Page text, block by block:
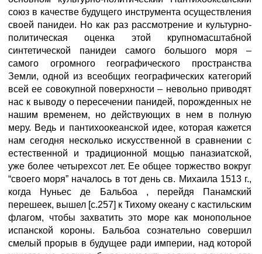
союз в качестве будущего инструмента осуществления
своей панидеи. Но как раз рассмотрение и культурно-
политическая оценка этой крупномасштабной
синтетической панидеи самого большого моря –
самого огромного географического пространства
Земли, одной из всеобщих географических категорий
всей ее совокупной поверхности – невольно приводят
нас к выводу о пересечении панидей, порожденных не
нашим временем, но действующих в нем в полную
меру. Ведь и пантихоокеанской идее, которая кажется
нам сегодня несколько искусственной в сравнении с
естественной и традиционной мощью паназиатской,
уже более четырехсот лет. Ее общее торжество вокруг
“своего моря” началось в тот день св. Михаила 1513 г.,
когда Нуньес де Бальбоа , перейдя Панамский
перешеек, вышел [с.257] к Тихому океану с кастильским
флагом, чтобы захватить это море как монопольное
испанской короны. Бальбоа сознательно совершил
смелый прорыв в будущее ради империи, над которой